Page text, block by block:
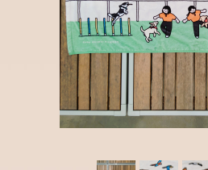
フェリシモ YOU+MORE！コラボ
MAJIOKO | smells like popcorn
ハシビロコウグッズ
マヌルネコグッズ